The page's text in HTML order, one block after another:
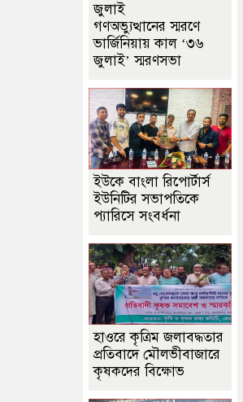
জুলাই
গণঅভ্যুত্থানের স্মরণে
ভার্জিনিয়ায় কাল ‘৩৬
জুলাই’ স্মরণসভা
ইউকে বাংলা রিপোর্টার্স
ইউনিটির সভাপতিকে
প্যারিসে সংবর্ধনা
হাওরে কৃত্রিম জলাবদ্ধতার
প্রতিবাদে মৌলভীবাজারে
কৃষকদের বিক্ষোভ